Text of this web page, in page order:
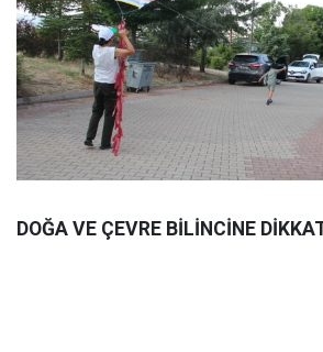
DOĞA VE ÇEVRE BİLİNCİNE